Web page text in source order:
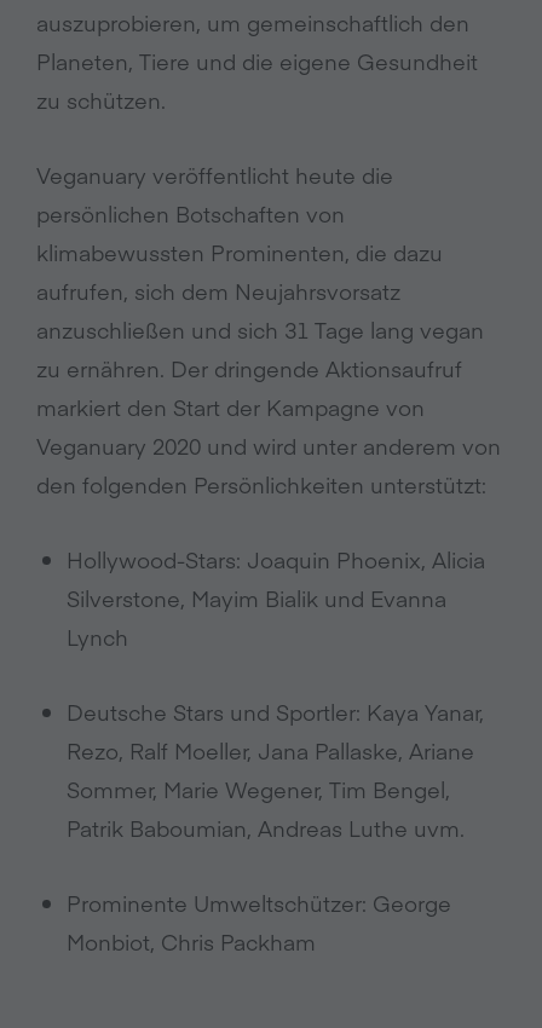
auszuprobieren, um gemeinschaftlich den
Planeten, Tiere und die eigene Gesundheit
zu schützen.
Veganuary veröffentlicht heute die
persönlichen Botschaften von
klimabewussten Prominenten, die dazu
aufrufen, sich dem Neujahrsvorsatz
anzuschließen und sich 31 Tage lang vegan
zu ernähren. Der dringende Aktionsaufruf
markiert den Start der Kampagne von
Veganuary 2020 und wird unter anderem von
den folgenden Persönlichkeiten unterstützt:
Hollywood-Stars: Joaquin Phoenix, Alicia
Silverstone, Mayim Bialik und Evanna
Lynch
Deutsche Stars und Sportler: Kaya Yanar,
Rezo, Ralf Moeller, Jana Pallaske, Ariane
Sommer, Marie Wegener, Tim Bengel,
Patrik Baboumian, Andreas Luthe uvm.
Prominente Umweltschützer: George
Monbiot, Chris Packham